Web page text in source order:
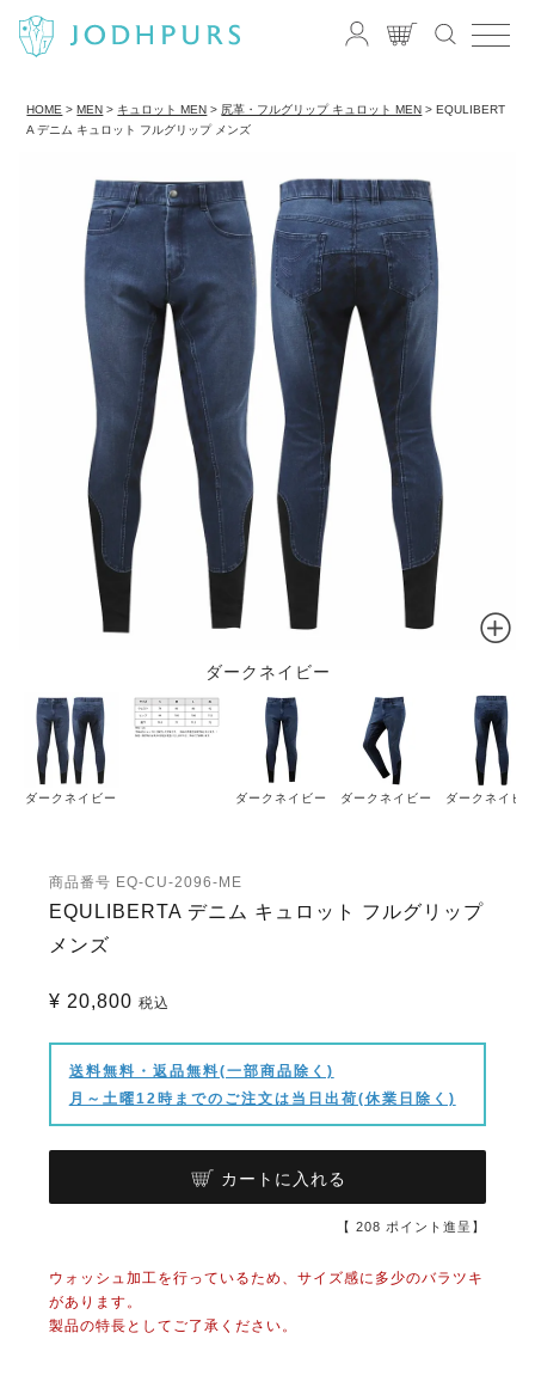
HOME MEN キュロット MEN 尻革・フルグリップ キュロット MEN
EQULIBERT
A デニム キュロット フルグリップ メンズ
ダークネイビー
ダークネイビー ダークネイビー ダークネイビー ダークネイビ
商品番号 EQ-CU-2096-ME
EQULIBERTA デニム キュロット フルグリップ
メンズ
¥ 20,800 税込
送料無料・返品無料(一部商品除く)
月～土曜12時までのご注文は当日出荷(休業日除く)
カートに入れる
【 208 ポイント進呈】
ウォッシュ加工を行っているため、サイズ感に多少のバラツキ
があります。
製品の特長としてご了承ください。